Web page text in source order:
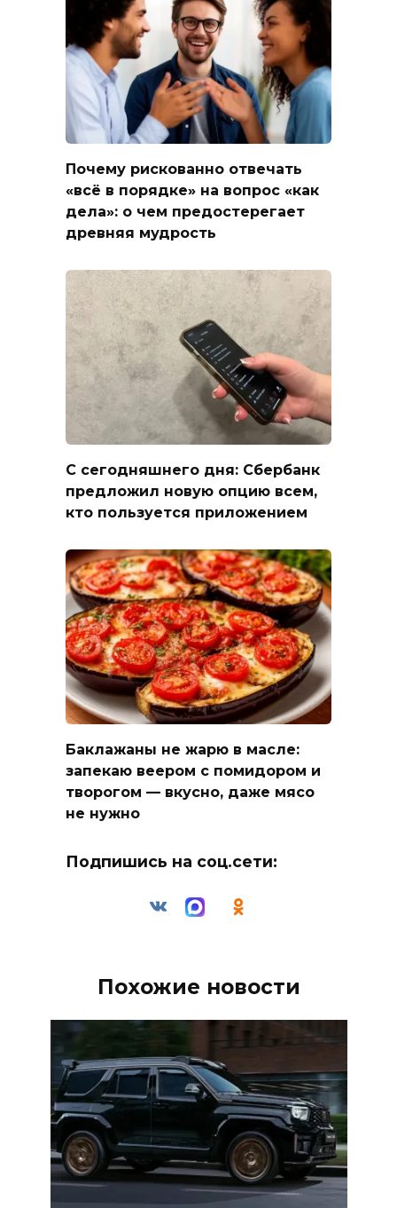
Почему рискованно отвечать
«всё в порядке» на вопрос «как
дела»: о чем предостерегает
древняя мудрость
С сегодняшнего дня: Сбербанк
предложил новую опцию всем,
кто пользуется приложением
Баклажаны не жарю в масле:
запекаю веером с помидором и
творогом — вкусно, даже мясо
не нужно
Подпишись на соц.сети:
Похожие новости